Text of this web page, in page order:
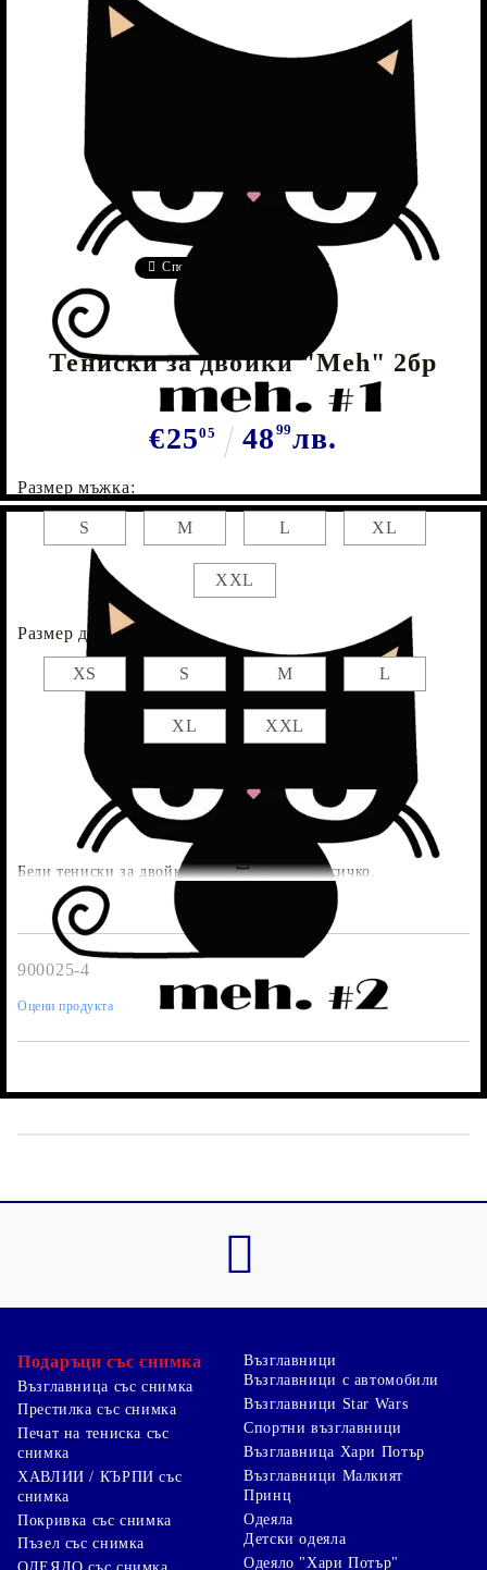
Сподели Tweet
Тениски за двойки "Meh" 2бр
€2505 48 99лв.
Бели тениски за двойки, които са видели всичко.
Размер мъжка:
S M L XL
XXL
Размер дамска :
XS S M L
XL XXL
900025-4
Оцени продукта
Подаръци със снимка
Възглавница със снимка
Престилка със снимка
Печат на тениска със
снимка
ХАВЛИИ / КЪРПИ със
снимка
Покривка със снимка
Пъзел със снимка
Възглавници
Възглавници с автомобили
Възглавници Star Wars
Спортни възглавници
Възглавница Хари Потър
Възглавници Малкият
Принц
Одеяла
Детски одеяла
Одеяло "Хари Потър"